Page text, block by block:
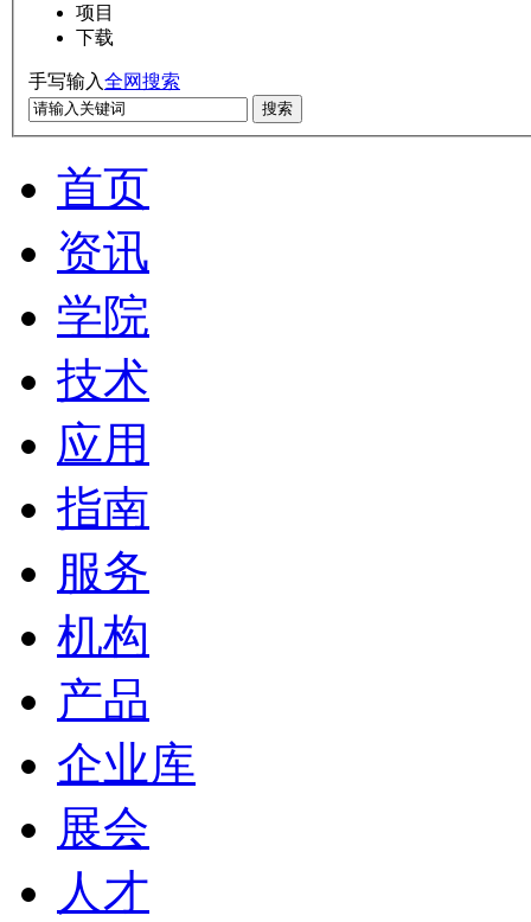
项目
下载
手写输入全网搜索
搜索
首页
资讯
学院
技术
应用
指南
服务
机构
产品
企业库
展会
人才